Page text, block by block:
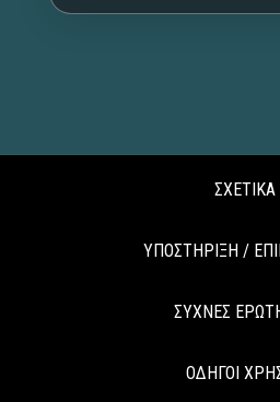
ΣΧΕΤΙΚΑ
ΥΠΟΣΤΗΡΙΞΗ /
ΣΥΧΝΕΣ
ΟΔΗΓΟΙ